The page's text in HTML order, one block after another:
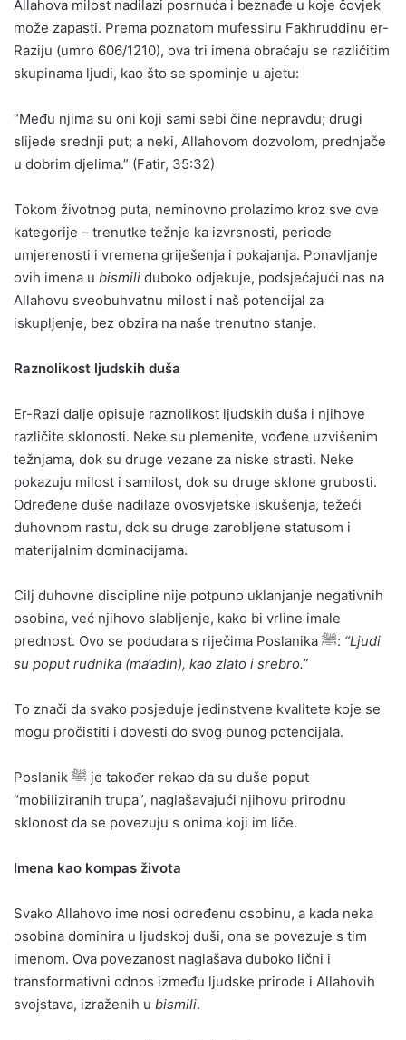
Allahova milost nadilazi posrnuća i beznađe u koje čovjek
može zapasti. Prema poznatom mufessiru Fakhruddinu er-
Raziju (umro 606/1210), ova tri imena obraćaju se različitim
skupinama ljudi, kao što se spominje u ajetu:
“Među njima su oni koji sami sebi čine nepravdu; drugi
slijede srednji put; a neki, Allahovom dozvolom, prednjače
u dobrim djelima.” (Fatir, 35:32)
Tokom životnog puta, neminovno prolazimo kroz sve ove
kategorije – trenutke težnje ka izvrsnosti, periode
umjerenosti i vremena griješenja i pokajanja. Ponavljanje
ovih imena u bismili duboko odjekuje, podsjećajući nas na
Allahovu sveobuhvatnu milost i naš potencijal za
iskupljenje, bez obzira na naše trenutno stanje.
Raznolikost ljudskih duša
Er-Razi dalje opisuje raznolikost ljudskih duša i njihove
različite sklonosti. Neke su plemenite, vođene uzvišenim
težnjama, dok su druge vezane za niske strasti. Neke
pokazuju milost i samilost, dok su druge sklone grubosti.
Određene duše nadilaze ovosvjetske iskušenja, težeći
duhovnom rastu, dok su druge zarobljene statusom i
materijalnim dominacijama.
Cilj duhovne discipline nije potpuno uklanjanje negativnih
osobina, već njihovo slabljenje, kako bi vrline imale
prednost. Ovo se podudara s riječima Poslanika ﷺ: “Ljudi
su poput rudnika (ma‘adin), kao zlato i srebro.”
To znači da svako posjeduje jedinstvene kvalitete koje se
mogu pročistiti i dovesti do svog punog potencijala.
Poslanik ﷺ je također rekao da su duše poput
“mobiliziranih trupa”, naglašavajući njihovu prirodnu
sklonost da se povezuju s onima koji im liče.
Imena kao kompas života
Svako Allahovo ime nosi određenu osobinu, a kada neka
osobina dominira u ljudskoj duši, ona se povezuje s tim
imenom. Ova povezanost naglašava duboko lični i
transformativni odnos između ljudske prirode i Allahovih
svojstava, izraženih u bismili.